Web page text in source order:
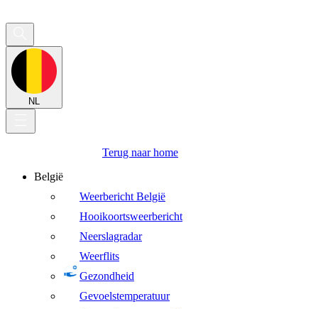
NL
Terug naar home
België
Weerbericht België
Hooikoortsweerbericht
Neerslagradar
Weerflits
Gezondheid
Gevoelstemperatuur